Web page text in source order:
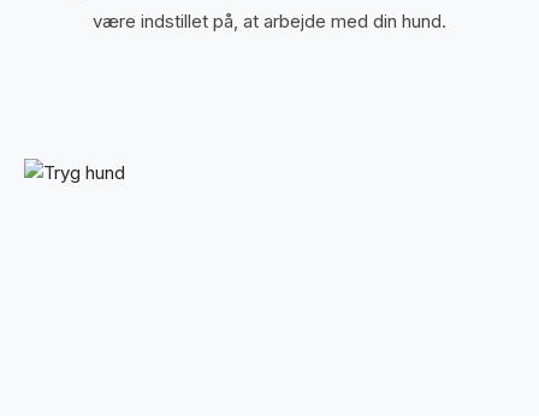
være indstillet på, at arbejde med din hund.